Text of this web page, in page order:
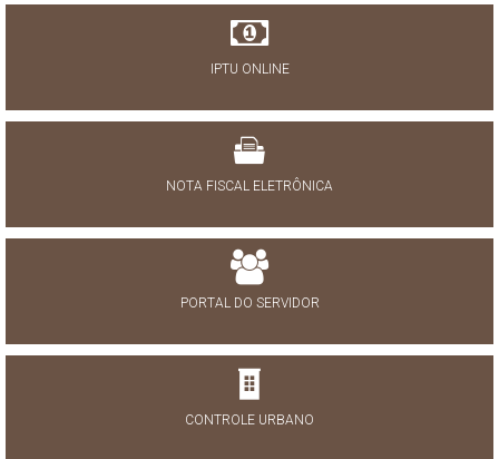
IPTU ONLINE
NOTA FISCAL ELETRÔNICA
PORTAL DO SERVIDOR
CONTROLE URBANO